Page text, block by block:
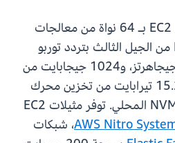
تتمتع مثيلات EC2 Hpc6id بـ 64 نواة من معالجات
Intel Xeon Scalable من الجيل الثالث بتردد توربو
لجميع النواة يبلغ 3.5 جيجاهرتز، و1024 جيجابايت من
الذاكرة، وما يصل إلى 15.2 تيرابايت من تخزين محرك
الحالة الصلبة (SSD) NVMe المحلي. توفر مثيلات EC2
AWS Nitro، شبكات